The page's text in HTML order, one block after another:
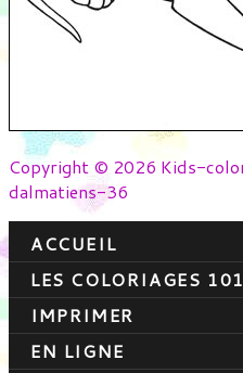
Copyright © 2026 Kids-
dalmatiens-36
ACCUEIL
LES COLORIAGES
IMPRIMER
EN LIGNE